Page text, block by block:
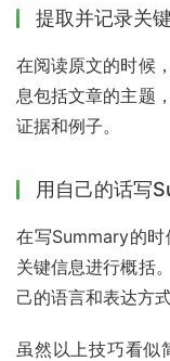
提取并记录关
在阅读原文的时候
息包括文章的主题
证据和例子。
用自己的话写
在写Summary的
关键信息进行概括
己的语言和表达方
虽然以上技巧看似